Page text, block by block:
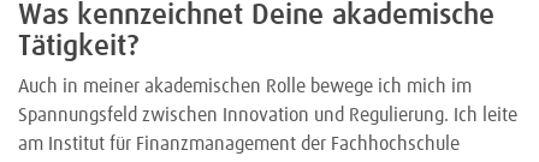
Was kennzeichnet Deine akademische
Tätigkeit?
Auch in meiner akademischen Rolle bewege ich mich im
Spannungsfeld zwischen Innovation und Regulierung. Ich leite
am Institut für Finanzmanagement der Fachhochschule